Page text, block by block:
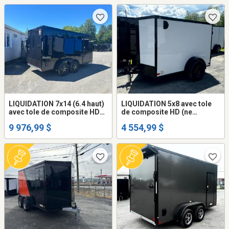
+$$$) mags
+$$$) mags
LIQUIDATION 7x14 (6.4 haut)
avec tole de composite HD
fermée trailer cargo fermer
(frame peinturé ou galvanisé
+$$$) mags
9 976,99 $
LIQUIDATION 5x8 avec tole
de composite HD (ne
fermée 5.4 haut trailer cargo
fermer (frame peinturé ou
galvanisé +$$$)
4 554,99 $